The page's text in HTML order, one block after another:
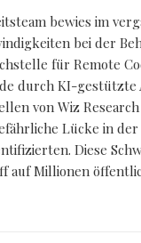
bewies im
bei der
für Remote
durch KI-gestützte
von Wiz
Lücke in
Diese
auf Millionen